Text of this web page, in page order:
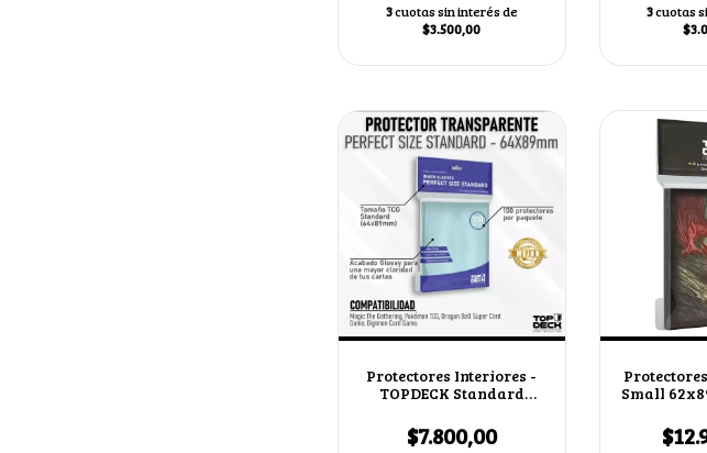
3cuotas sin interés de
$3.500,00
3cuotas
Protectores Interiores -
TOPDECK Standard
$7.800,00
Small